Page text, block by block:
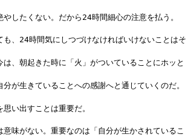
したくない。だから24時間細心の注意を払う。
も、24時間気にしつづけなければいけないことはそ
、朝起きた時に「火」がついていることにホッと
が生きていることへの感謝へと通じていくのだ。
い出すことは重要だ。
意味がない。重要なのは「自分が生かされているこ